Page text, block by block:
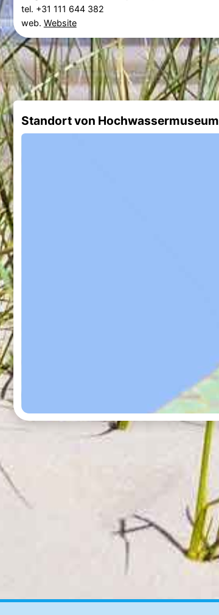
tel. +31 111 644 382
web. Website
Standort von Hochwassermuseum